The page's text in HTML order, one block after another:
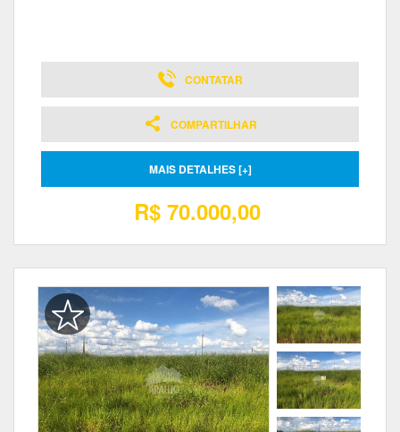
CONTATAR
COMPARTILHAR
MAIS DETALHES [+]
R$ 70.000,00